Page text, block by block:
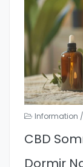
Information
CBD
Dormir